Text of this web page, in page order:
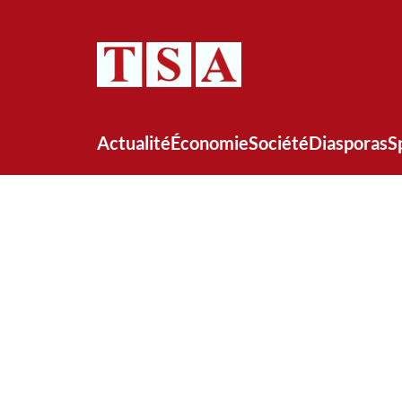
ActualitéÉconomieSociétéDiasporas